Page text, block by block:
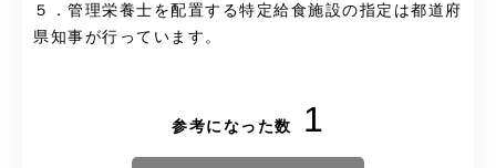
５．管理栄養士を配置する特定給食施設の指定は都道府
県知事が行っています。
参考になった数 1